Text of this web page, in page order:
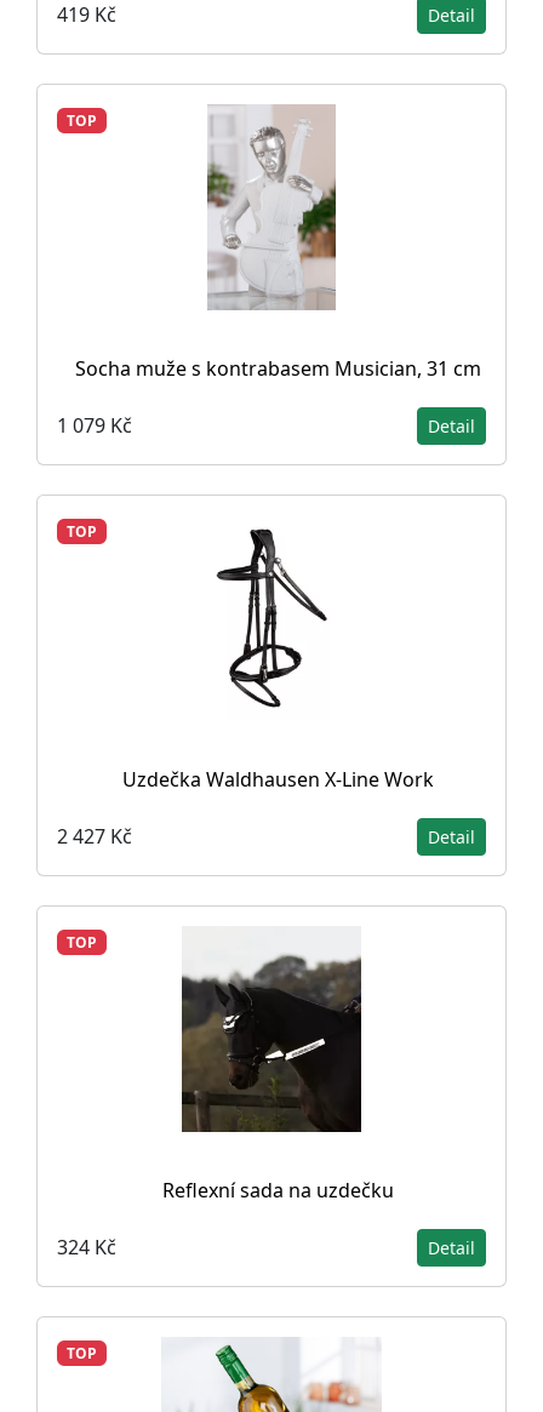
419 Kč Detail
TOP
Socha muže s kontrabasem Musician, 31 cm
1 079 Kč Detail
TOP
Uzdečka Waldhausen X-Line Work
2 427 Kč Detail
TOP
Reflexní sada na uzdečku
324 Kč Detail
TOP